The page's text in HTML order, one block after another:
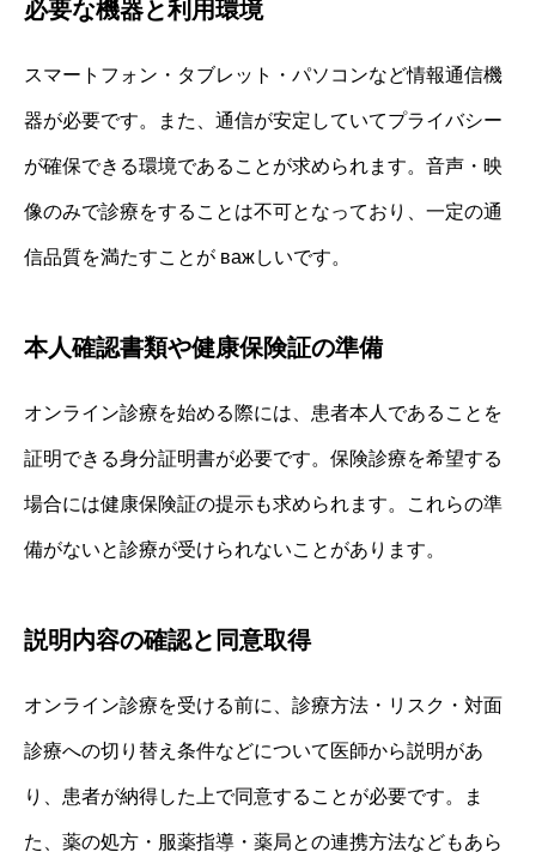
必要な機器と利用環境
スマートフォン・タブレット・パソコンなど情報通信機
器が必要です。また、通信が安定していてプライバシー
が確保できる環境であることが求められます。音声・映
像のみで診療をすることは不可となっており、一定の通
信品質を満たすことが важしいです。
本人確認書類や健康保険証の準備
オンライン診療を始める際には、患者本人であることを
証明できる身分証明書が必要です。保険診療を希望する
場合には健康保険証の提示も求められます。これらの準
備がないと診療が受けられないことがあります。
説明内容の確認と同意取得
オンライン診療を受ける前に、診療方法・リスク・対面
診療への切り替え条件などについて医師から説明があ
り、患者が納得した上で同意することが必要です。ま
た、薬の処方・服薬指導・薬局との連携方法などもあら